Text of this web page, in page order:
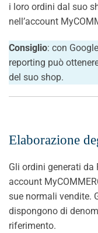
i loro ordini dal suo
nell’account
Consiglio: con
reporting può
del suo shop.
Elaborazione
Gli ordini generati
account
sue normali vendite.
dispongono di
riferimento.